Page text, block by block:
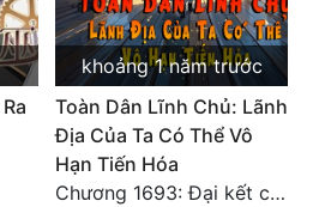
khoảng 1 năm trước
Toàn Dân Lĩnh Chủ: Lãnh
Địa Của Ta Có Thể Vô
Hạn Tiến Hóa
Chương 1693: Đại kết cục